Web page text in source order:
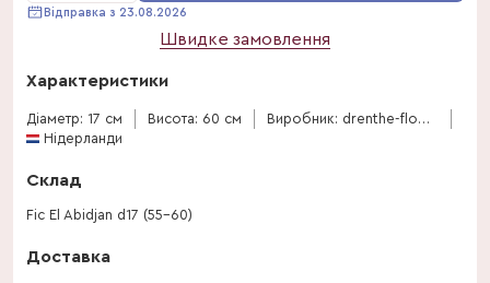
Відправка з 23.08.2026
Швидке замовлення
Характеристики
Діаметр: 17 см Висота: 60 см
Виробник: drenthe-flowers
Нідерланди
Склад
Fic El Abidjan d17 (55-60)
Доставка